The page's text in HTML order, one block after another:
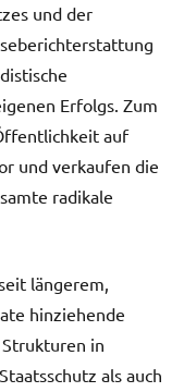
und der
Erfolgs. Zum
auf
und verkaufen die
radikale
längerem,
hinziehende
in
als auch